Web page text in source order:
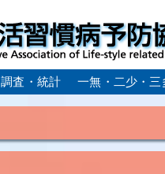
調査・統計 一無・二少・三